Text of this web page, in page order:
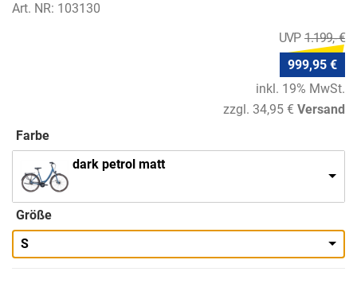
Art. NR: 103130
1.199,- €
999,95 €
inkl. 19% MwSt.
zzgl. 34,95 € Versand
Farbe
dark petrol matt
Größe
S